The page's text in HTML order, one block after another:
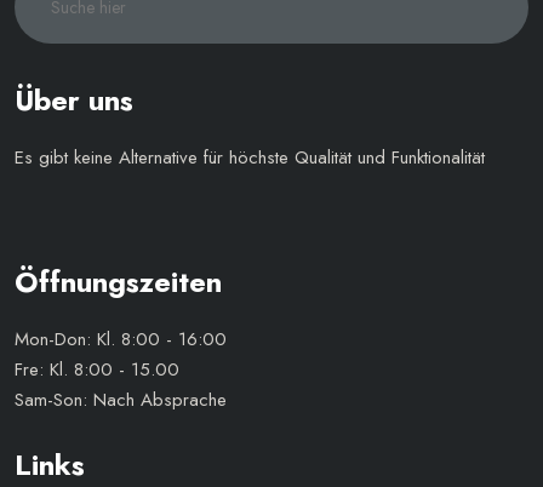
Über uns
Es gibt keine Alternative für höchste Qualität und Funktionalität
​Öffnungszeiten
Mon-Don: Kl. 8:00 - 16:00
Fre: Kl. 8:00 - 15.00
Sam-Son: Nach Absprache
Links